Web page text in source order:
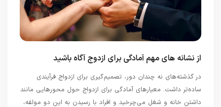
از نشانه های مهم آمادگی برای ازدوج آگاه باشید
در گذشته‌های نه چندان دور، تصمیم‌گیری برای ازدواج فرآیندی
ساده‌تر داشت. معیارهای آمادگی برای ازدواج حول محورهایی مانند
داشتن خانه و شغل می‌چرخید و افراد با رسیدن به این دو مولفه،